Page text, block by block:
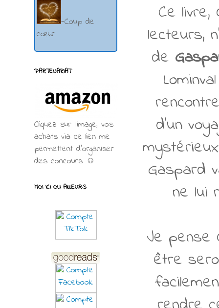
Ce
lecteurs,
de
d'un
Gaspard
ne lui
Je pense
être
-Coup de
cœur
PARTENARIAT
Cliquez sur l'image, vos
achats via ce lien me
permettent d’organiser
des concours ☺
MOI ICI OU AILLEURS